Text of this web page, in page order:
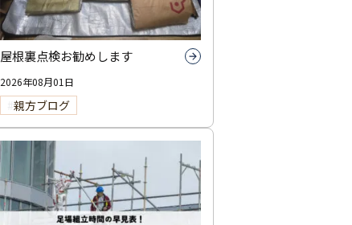
屋根裏点検お勧めします
2026年08月01日
親方ブログ